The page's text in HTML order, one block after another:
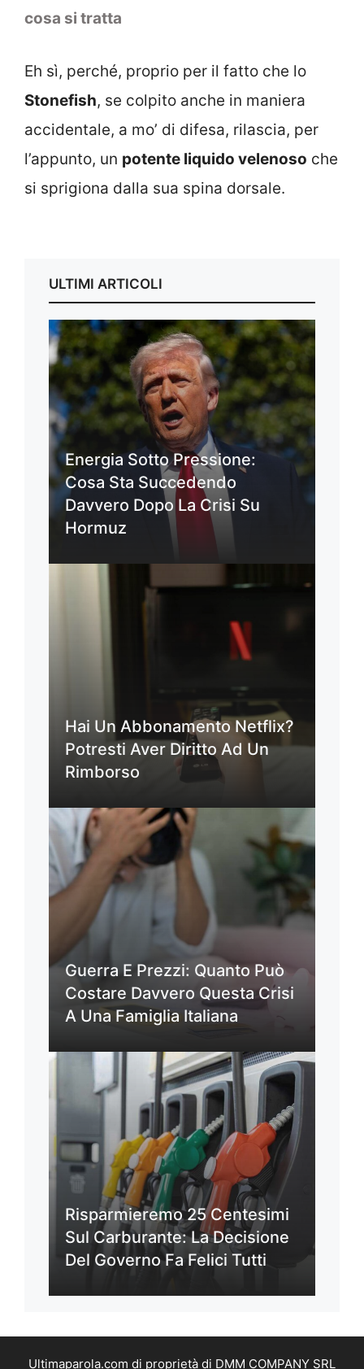
cosa si tratta
Eh sì, perché, proprio per il fatto che lo
Stonefish, se colpito anche in maniera
accidentale, a mo’ di difesa, rilascia, per
l’appunto, un potente liquido velenoso che
si sprigiona dalla sua spina dorsale.
ULTIMI ARTICOLI
Energia Sotto Pressione:
Cosa Sta Succedendo
Davvero Dopo La Crisi Su
Hormuz
Hai Un Abbonamento Netflix?
Potresti Aver Diritto Ad Un
Rimborso
Guerra E Prezzi: Quanto Può
Costare Davvero Questa Crisi
A Una Famiglia Italiana
Risparmieremo 25 Centesimi
Sul Carburante: La Decisione
Del Governo Fa Felici Tutti
Ultimaparola.com di proprietà di DMM COMPANY SRL